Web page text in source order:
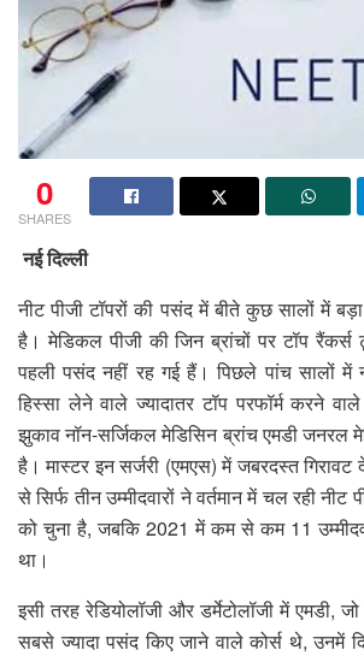
0
SHARES
नई दिल्ली
नीट पीजी टॉपरों की पसंद में बीते कुछ सालों में
है। मेडिकल पीजी की जिन ब्रांचों पर टॉप
पहली पसंद नहीं रह गई हैं। पिछले पांच सालों में
हिस्सा लेने वाले ज्यादातर टॉप परफॉर्म करने
झुकाव नॉन-सर्जिकल मेडिसिन ब्रांच एमडी जनरल
है। मास्टर इन सर्जरी (एमएस) में जबरदस्त
से सिर्फ तीन उम्मीदवारों ने वर्तमान में चल रही
को चुना है, जबकि 2021 में कम से कम 11
था।
इसी तरह रेडियोलॉजी और डर्मेटोलॉजी में एमडी,
सबसे ज्यादा पसंद किए जाने वाले कोर्स थे, उनमें